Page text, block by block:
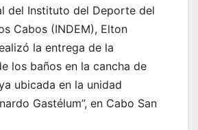
del Instituto del Deporte del
Cabos (INDEM), Elton
la entrega de la
los baños en la cancha de
ubicada en la unidad
Gastélum”, en Cabo San